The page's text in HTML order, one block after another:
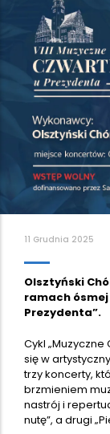
11 Grudnia 2025
Olsztyński
ramach
Prezydenta”.
Cykl „Muzyczne
się w
trzy koncerty,
brzmieniem
nastrój i
nutę”, a drugi